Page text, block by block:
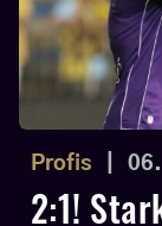
Profis
2:1!